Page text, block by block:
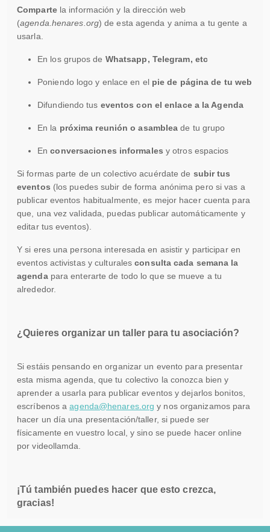
Compartela información y la dirección web
(agenda.henares.org) de esta agenda y anima a tu gente a
usarla.
En los grupos de Whatsapp, Telegram, etc
Poniendo logo y enlace en el pie de página de tu web
Difundiendo tus eventos con el enlace a la Agenda
En la próxima reunión o asamblea de tu grupo
Enconversaciones informales y otros espacios
Si formas parte de un colectivo acuérdate de subir tus
eventos (los puedes subir de forma anónima pero si vas a
publicar eventos habitualmente, es mejor hacer cuenta para
que, una vez validada, puedas publicar automáticamente y
editar tus eventos).
Y si eres una persona interesada en asistir y participar en
eventos activistas y culturalesconsulta cada semana la
agenda para enterarte de todo lo que se mueve a tu
alrededor.
¿Quieres organizar un taller para tu asociación?
Si estáis pensando en organizar un evento para presentar
esta misma agenda, que tu colectivo la conozca bien y
aprender a usarla para publicar eventos y dejarlos bonitos,
escríbenos aagenda@henares.org y nos organizamos para
hacer un día una presentación/taller, si puede ser
físicamente en vuestro local, y sino se puede hacer online
por videollamda.
¡Tú también puedes hacer que esto crezca,
gracias!